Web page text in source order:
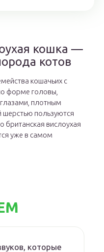
кошка —
котов
кошачьих с
форме головы,
плотным
пользуются
британская вислоухая
уже в самом
которые